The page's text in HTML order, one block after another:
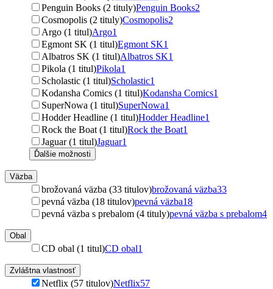
Penguin Books (2 tituly)Penguin Books2
Cosmopolis (2 tituly)Cosmopolis2
Argo (1 titul)Argo1
Egmont SK (1 titul)Egmont SK1
Albatros SK (1 titul)Albatros SK1
Pikola (1 titul)Pikola1
Scholastic (1 titul)Scholastic1
Kodansha Comics (1 titul)Kodansha Comics1
SuperNowa (1 titul)SuperNowa1
Hodder Headline (1 titul)Hodder Headline1
Rock the Boat (1 titul)Rock the Boat1
Jaguar (1 titul)Jaguar1
Ďalšie možnosti
Väzba
brožovaná väzba (33 titulov)brožovaná väzba33
pevná väzba (18 titulov)pevná väzba18
pevná väzba s prebalom (4 tituly)pevná väzba s prebalom4
Obal
CD obal (1 titul)CD obal1
Zvláštna vlastnosť
Netflix (57 titulov)Netflix57